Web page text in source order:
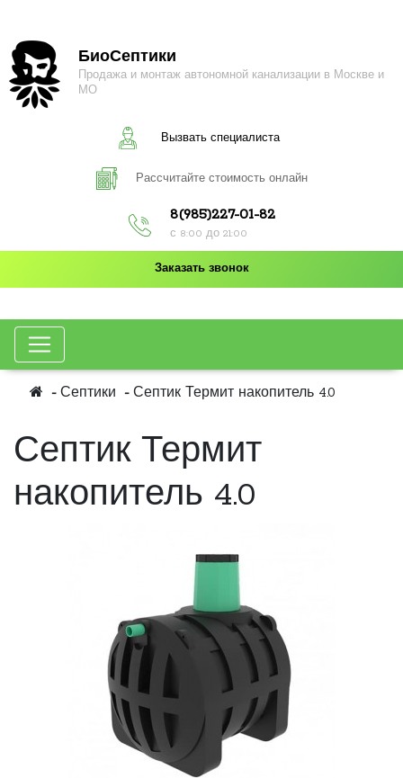
БиоСептики
Продажа и монтаж автономной канализации в Москве и
МО
Вызвать специалиста
Рассчитайте стоимость онлайн
8(985)227-01-82
с 8:00 до 21:00
Заказать звонок
Септики Септик Термит накопитель 4.0
Септик Термит
накопитель 4.0